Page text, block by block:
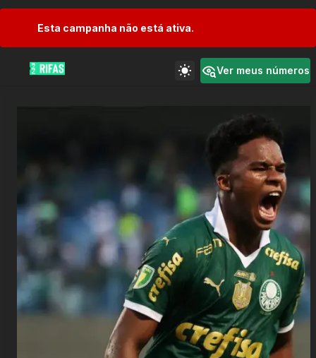
Esta campanha não está ativa.
Ver meus números